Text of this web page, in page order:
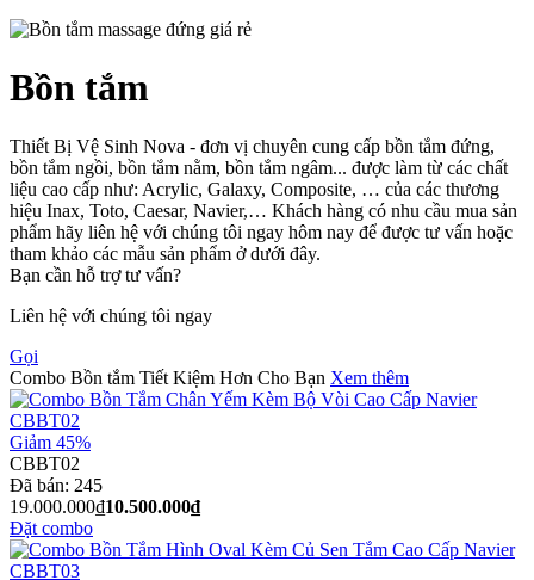
Bồn tắm
Thiết Bị Vệ Sinh Nova - đơn vị chuyên cung cấp bồn tắm đứng,
bồn tắm ngồi, bồn tắm nằm, bồn tắm ngâm... được làm từ các chất
liệu cao cấp như: Acrylic, Galaxy, Composite, … của các thương
hiệu Inax, Toto, Caesar, Navier,… Khách hàng có nhu cầu mua sản
phẩm hãy liên hệ với chúng tôi ngay hôm nay để được tư vấn hoặc
tham khảo các mẫu sản phẩm ở dưới đây.
Bạn cần hỗ trợ tư vấn?
Liên hệ với chúng tôi ngay
Gọi
Combo Bồn tắm Tiết Kiệm Hơn Cho Bạn Xem thêm
Giảm 45%
CBBT02
Đã bán: 245
19.000.000₫10.500.000₫
Đặt combo